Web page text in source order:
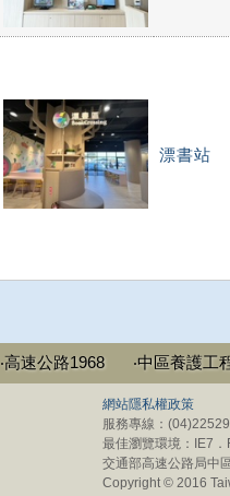
漂書站
‧高速公路1968 ‧中區養護工
網站隱私權政策
服務專線：
最佳瀏覽環境：IE7
交通部高速公路局中
Copyright © 2016